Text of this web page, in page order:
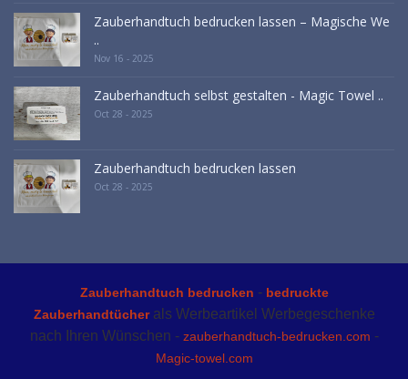
Zauberhandtuch bedrucken lassen – Magische We
..
Nov 16 - 2025
Zauberhandtuch selbst gestalten - Magic Towel ..
Oct 28 - 2025
Zauberhandtuch bedrucken lassen
Oct 28 - 2025
Zauberhandtuch bedrucken - bedruckte
Zauberhandtücherals Werbeartikel Werbegeschenke
nach Ihren Wünschen - zauberhandtuch-bedrucken.com -
Magic-towel.com